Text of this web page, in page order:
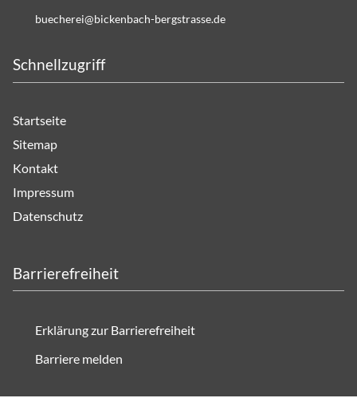
b ch r b ck nb ch-b rgstr ss d
Schnellzugriff
Startseite
Sitemap
Kontakt
Impressum
Datenschutz
Barrierefreiheit
Erklärung zur Barrierefreiheit
Barriere melden